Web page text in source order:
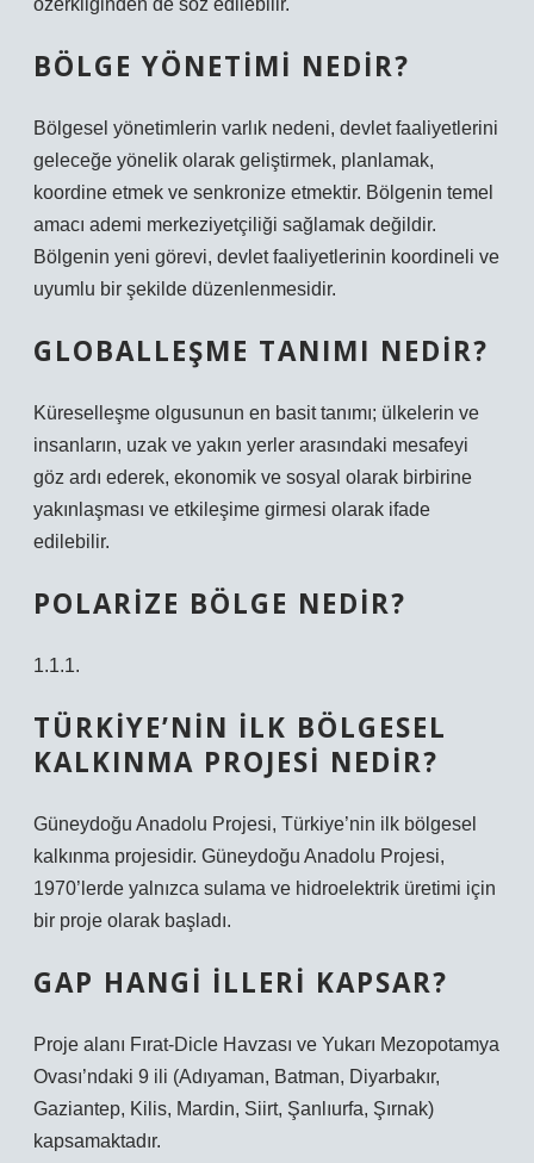
özerkliğinden de söz edilebilir.
BÖLGE YÖNETIMI NEDIR?
Bölgesel yönetimlerin varlık nedeni, devlet faaliyetlerini
geleceğe yönelik olarak geliştirmek, planlamak,
koordine etmek ve senkronize etmektir. Bölgenin temel
amacı ademi merkeziyetçiliği sağlamak değildir.
Bölgenin yeni görevi, devlet faaliyetlerinin koordineli ve
uyumlu bir şekilde düzenlenmesidir.
GLOBALLEŞME TANIMI NEDIR?
Küreselleşme olgusunun en basit tanımı; ülkelerin ve
insanların, uzak ve yakın yerler arasındaki mesafeyi
göz ardı ederek, ekonomik ve sosyal olarak birbirine
yakınlaşması ve etkileşime girmesi olarak ifade
edilebilir.
POLARIZE BÖLGE NEDIR?
1.1.1.
TÜRKIYE’NIN ILK BÖLGESEL
KALKINMA PROJESI NEDIR?
Güneydoğu Anadolu Projesi, Türkiye’nin ilk bölgesel
kalkınma projesidir. Güneydoğu Anadolu Projesi,
1970’lerde yalnızca sulama ve hidroelektrik üretimi için
bir proje olarak başladı.
GAP HANGI ILLERI KAPSAR?
Proje alanı Fırat-Dicle Havzası ve Yukarı Mezopotamya
Ovası’ndaki 9 ili (Adıyaman, Batman, Diyarbakır,
Gaziantep, Kilis, Mardin, Siirt, Şanlıurfa, Şırnak)
kapsamaktadır.